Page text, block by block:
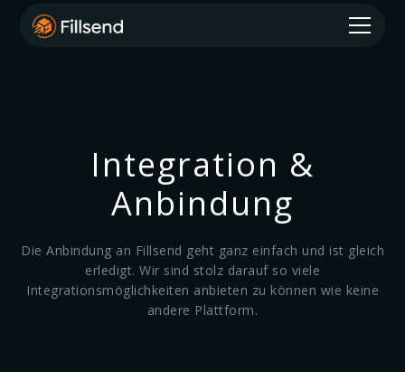
Integration &
Anbindung
Die Anbindung an Fillsend geht ganz einfach und ist gleich
erledigt. Wir sind stolz darauf so viele
Integrationsmöglichkeiten anbieten zu können wie keine
andere Plattform.